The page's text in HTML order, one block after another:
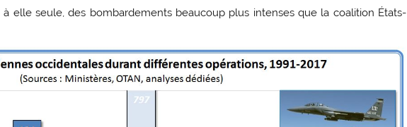
à elle seule, des bombardements beaucoup plus intenses que la coalition États-